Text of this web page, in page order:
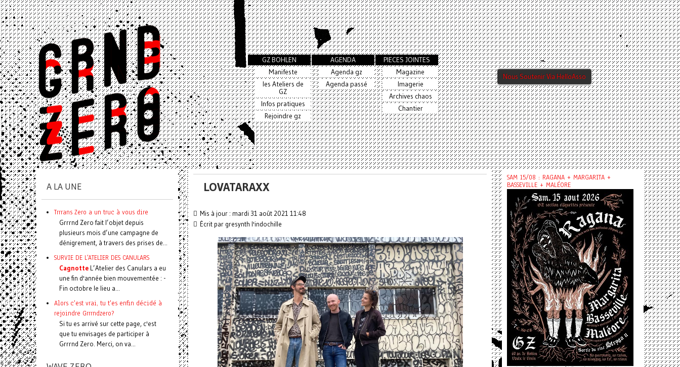
GZ BOHLEN
Manifeste
les Ateliers de
GZ
Infos pratiques
Rejoindre gz
AGENDA
Agenda gz
Agenda passé
PIECES JOINTES
Magazine
Imagerie
Archives chaos
Chantier
Nous Soutenir Via HelloAsso
LOVATARAXX
Mis à jour : mardi 31 août 2021 11:48
Écrit par gresynth l'indochille
A LA UNE
Trrrans Zero a un truc à vous dire
Grrrnd Zero fait l’objet depuis
plusieurs mois d’une campagne de
dénigrement, à travers des prises de...
SURVIE DE L'ATELIER DES CANULARS
Cagnotte L’Atelier des Canulars a eu
une fin d'année bien mouvementée : -
Fin octobre le lieu a...
Alors c'est vrai, tu t'es enfin décidé à
rejoindre Grrrndzero?
Si tu es arrivé sur cette page, c'est
que tu envisages de participer à
Grrrnd Zero. Merci, on va...
SAM 15/08 : RAGANA + MARGARITA +
BASSEVILLE + MALÉORE